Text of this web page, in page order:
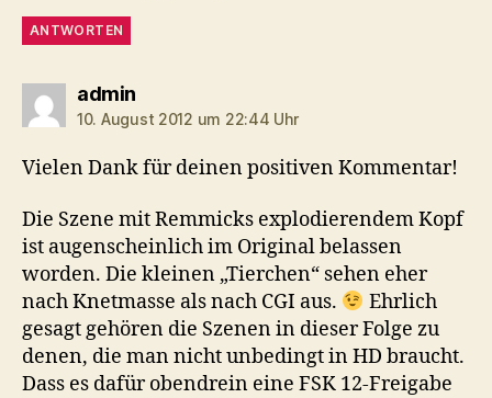
ANTWORTEN
adminsagt:
10. August 2012 um 22:44 Uhr
Vielen Dank für deinen positiven Kommentar!
Die Szene mit Remmicks explodierendem Kopf
ist augenscheinlich im Original belassen
worden. Die kleinen „Tierchen“ sehen eher
nach Knetmasse als nach CGI aus.
Ehrlich
gesagt gehören die Szenen in dieser Folge zu
denen, die man nicht unbedingt in HD braucht.
Dass es dafür obendrein eine FSK 12-Freigabe